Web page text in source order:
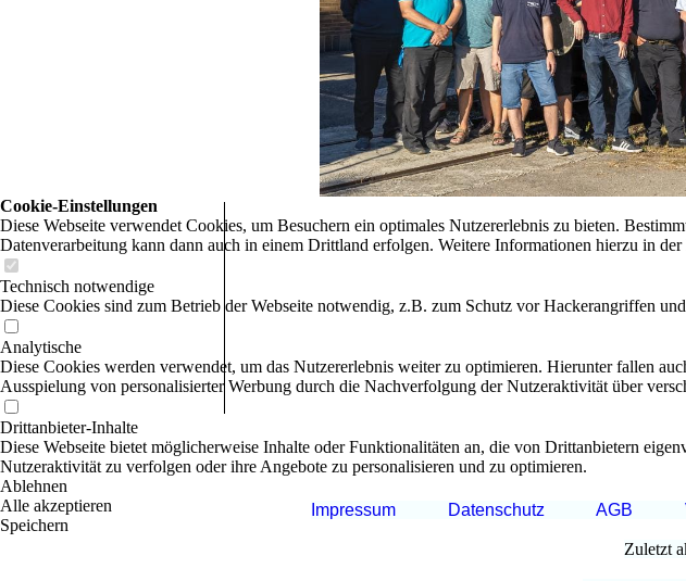
Impressum Datenschutz AGB
Zuletzt
Cookie-Einstellungen
Diese Webseite verwendet Cookies, um Besuchern ein optimales Nutzererlebnis zu bieten.
Datenverarbeitung kann dann auch in einem Drittland erfolgen. Weitere Informationen hierzu in
Technisch notwendige
Diese Cookies sind zum Betrieb der Webseite notwendig, z.B. zum Schutz vor Hackerangriffen
Analytische
Diese Cookies werden verwendet, um das Nutzererlebnis weiter zu optimieren. Hierunter fallen
Ausspielung von personalisierter Werbung durch die Nachverfolgung der Nutzeraktivität über
Drittanbieter-Inhalte
Diese Webseite bietet möglicherweise Inhalte oder Funktionalitäten an, die von Drittanbietern
Nutzeraktivität zu verfolgen oder ihre Angebote zu personalisieren und zu optimieren.
Ablehnen
Alle akzeptieren
Speichern